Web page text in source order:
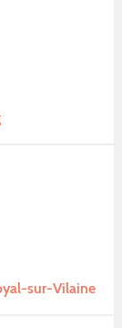
sur-Vilaine